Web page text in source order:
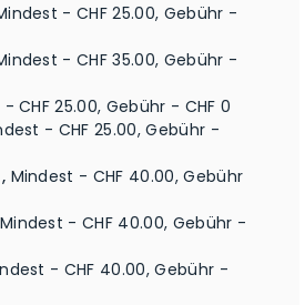
- CHF 25.00, Gebühr -
- CHF 35.00, Gebühr -
CHF 25.00, Gebühr - CHF 0
- CHF 25.00, Gebühr -
Mindest - CHF 40.00, Gebühr
Mindest - CHF 40.00, Gebühr -
- CHF 40.00, Gebühr -